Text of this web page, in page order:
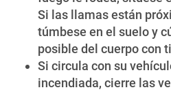
Si las llamas están
túmbese en el suelo y
posible del cuerpo con
Si circula con su
incendiada, cierre las